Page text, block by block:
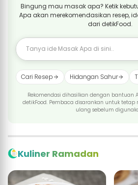
Bingung mau masak apa? Ketik
Apa akan merekomendasikan resep,
dari detikFood.
Cari Resep Hidangan Sahur
Rekomendasi dihasilkan dengan bantuan
detikFood. Pembaca disarankan untuk tetap
ulang sebelum
Kuliner Ramadan